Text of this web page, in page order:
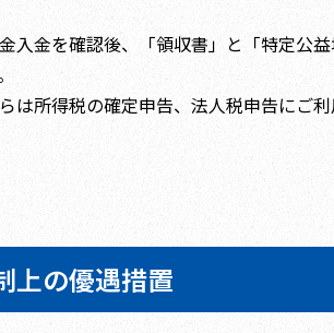
入金を確認後、「領収書」と「特定公
は所得税の確定申告、法人税申告にご利
上の優遇措置